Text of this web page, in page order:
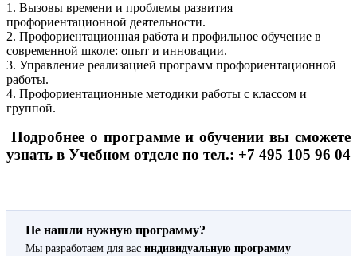
1. Вызовы времени и проблемы развития
профориентационной деятельности.
2. Профориентационная работа и профильное обучение в
современной школе: опыт и инновации.
3. Управление реализацией программ профориентационной
работы.
4. Профориентационные методики работы с классом и
группой.
Подробнее о программе и обучении вы сможете
узнать в Учебном отделе по тел.: +7 495 105 96 04
Не нашли нужную программу?
Мы разработаем для вас индивидуальную программу